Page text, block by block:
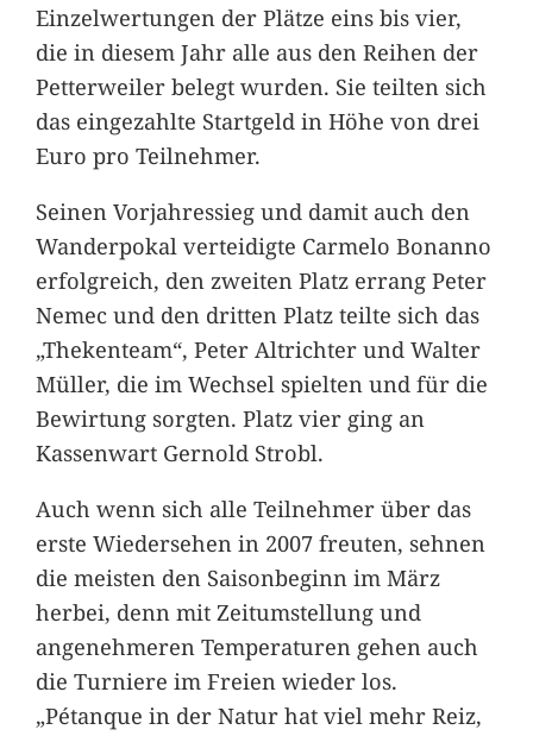
Einzelwertungen der Plätze eins bis vier,
die in diesem Jahr alle aus den Reihen der
Petterweiler belegt wurden. Sie teilten sich
das eingezahlte Startgeld in Höhe von drei
Euro pro Teilnehmer.
Seinen Vorjahressieg und damit auch den
Wanderpokal verteidigte Carmelo Bonanno
erfolgreich, den zweiten Platz errang Peter
Nemec und den dritten Platz teilte sich das
„Thekenteam“, Peter Altrichter und Walter
Müller, die im Wechsel spielten und für die
Bewirtung sorgten. Platz vier ging an
Kassenwart Gernold Strobl.
Auch wenn sich alle Teilnehmer über das
erste Wiedersehen in 2007 freuten, sehnen
die meisten den Saisonbeginn im März
herbei, denn mit Zeitumstellung und
angenehmeren Temperaturen gehen auch
die Turniere im Freien wieder los.
„Pétanque in der Natur hat viel mehr Reiz,